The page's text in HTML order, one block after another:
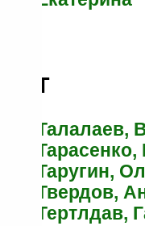
Т
Талалаев,
Таругин,
Твердов,
Тертлдав,